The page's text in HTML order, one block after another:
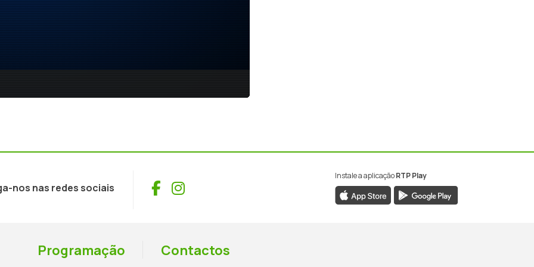
nos nas redes sociais Facebook
Instagram
Instale a aplicaçãoRTP Play
Programação Contactos